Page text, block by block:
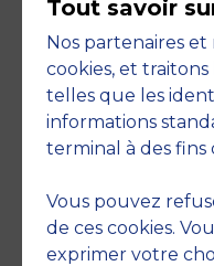
Engagements
Tout savoir
Nos partenaires
cookies, et
telles que les
informations
terminal à des fins
Vous pouvez
de ces cookies.
exprimer votre